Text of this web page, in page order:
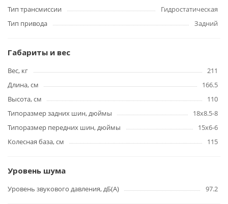
Тип трансмиссии
Гидростатическая
Тип привода
Задний
Габариты и вес
Вес, кг
211
Длина, см
166.5
Высота, см
110
Типоразмер задних шин, дюймы
18x8.5-8
Типоразмер передних шин, дюймы
15x6-6
Колесная база, см
115
Уровень шума
Уровень звукового давления, дБ(А) 97.2